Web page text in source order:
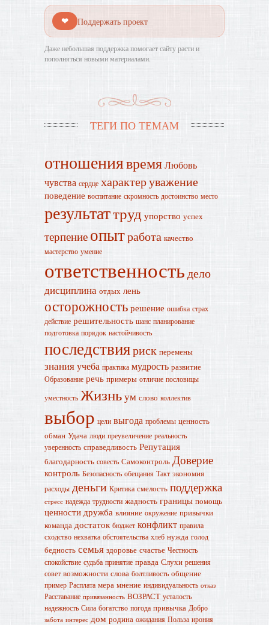
❤ Поддержать проект
Даже небольшая поддержка помогает сайту расти и
пополняться новыми материалами.
ТЕГИ ПО ТЕМАМ
отношениявремяЛюбовь
чувства сердце характеруважение
поведение воспитание скромность достоинство место
результаттруд упорство успех
терпение опытработа качество
мастерство умение
ответственностьдело
дисциплина отдых лень
осторожность решение ошибка страх
действие решительность шанс планирование
подготовка порядок настойчивость
последствияриск перемены
знанияучеба практика мудрость развитие
Образование речь примеры отличие пословицы
уместность Жизньум слово коллектив
выбор цели выгода проблемы ценность
обман Удача люди преувеличение реальность
уверенность справедливость Репутация
благодарность совесть Самоконтроль Доверие
контроль Безопасность обещания Такт экономия
расходы деньги Критика смелость поддержка
стресс надежда трудности жадность границы помощь
ценности дружба влияние окружение привычки
команда достаток бюджет конфликт правила
сходство нехватка обстоятельства хлеб нужда голод
бедность семья здоровье счастье Честность
спокойствие судьба принятие правда Слухи решения
совет возможности слова болтливость общение
пример Расплата мера мнение индивидуальность отказ
Расставание привязанность ВОЗРАСТ усталость
надежность Сила богатство погода привычка Добро
забота интерес дом родина ожидания Польза ирония